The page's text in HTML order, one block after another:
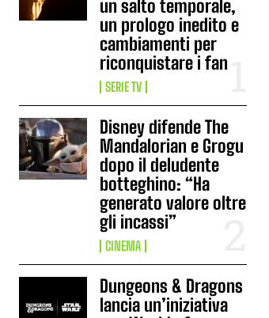
un salto temporale,
un prologo inedito e
cambiamenti per
riconquistare i fan
SERIE TV
Disney difende The
Mandalorian e Grogu
dopo il deludente
botteghino: “Ha
generato valore oltre
gli incassi”
CINEMA
Dungeons & Dragons
lancia un’iniziativa